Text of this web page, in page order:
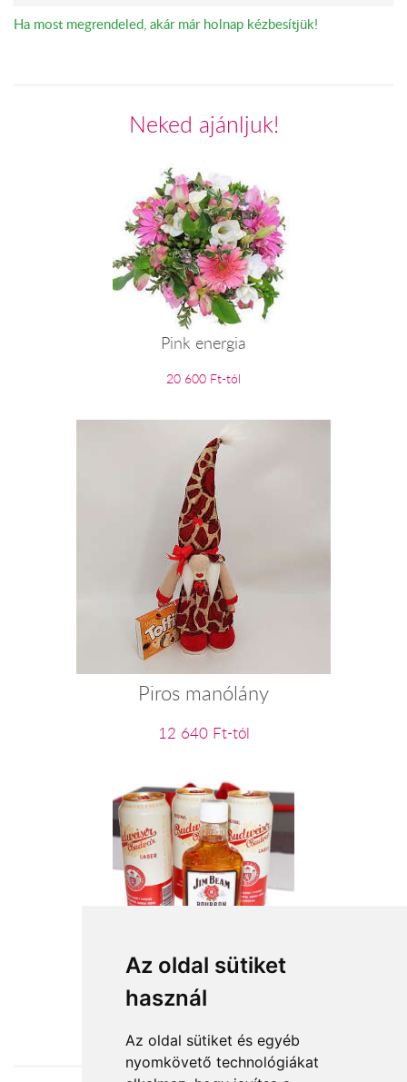
Az oldal sütiket
használ
Az oldal sütiket és egyéb
nyomkövető technológiákat
Ha most megrendeled, akár már holnap kézbesítjük!
Neked ajánljuk!
Pink energia
20 600 Ft-tól
Piros manólány
12 640 Ft-tól
Puszi Apa – férfi ajándékcsomag
14 400 Ft-tól